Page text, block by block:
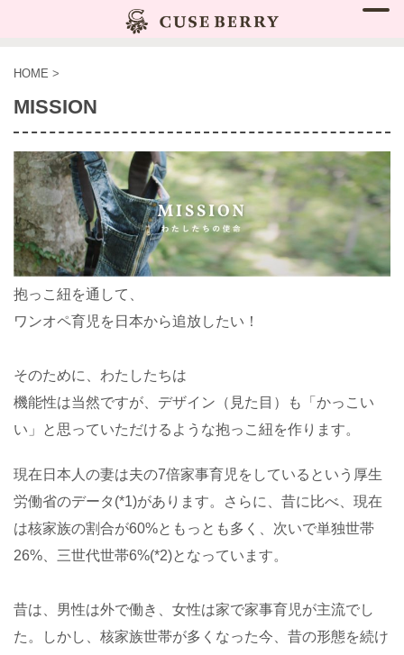
HOME >
MISSION
抱っこ紐を通して、
ワンオペ育児を日本から追放したい！
そのために、わたしたちは
機能性は当然ですが、デザイン（見た目）も「かっこい
い」と思っていただけるような抱っこ紐を作ります。
現在日本人の妻は夫の7倍家事育児をしているという厚生
労働省のデータ(*1)があります。さらに、昔に比べ、現在
は核家族の割合が60%ともっとも多く、次いで単独世帯
26%、三世代世帯6%(*2)となっています。
昔は、男性は外で働き、女性は家で家事育児が主流でし
た。しかし、核家族世帯が多くなった今、昔の形態を続け